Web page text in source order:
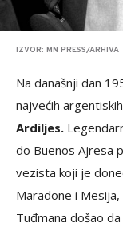
IZVOR: MN PRESS/ARHIVA
Na današnji dan
najvećih
Ardiljes.
do Buenos Ajresa
vezista koji je
Maradone i
Tuđmana došao